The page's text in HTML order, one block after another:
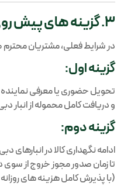
3. گزینه های پیش روی مشتریان
در شرایط فعلی، مشتریان
گزینه اول:
تحویل حضوری یا معرفی نماینده
و دریافت کامل محموله از انبار
گزینه دوم:
ادامه نگهداری کالا در انبارهای دبی
تا زمان صدور مجوز خروج از سوی
(با پذیرش کامل هزینه های